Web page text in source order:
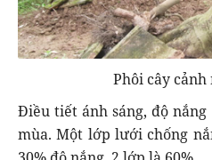
Phôi cây
Điều tiết ánh sáng, độ
mùa. Một lớp lưới chống